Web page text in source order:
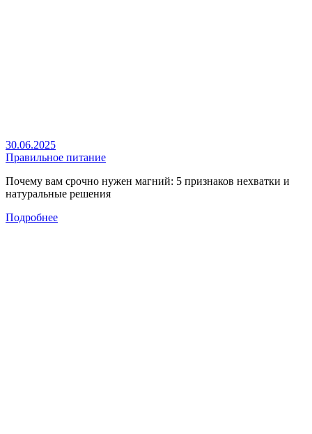
30.06.2025
Правильное питание
Почему вам срочно нужен магний: 5 признаков нехватки и
натуральные решения
Подробнее